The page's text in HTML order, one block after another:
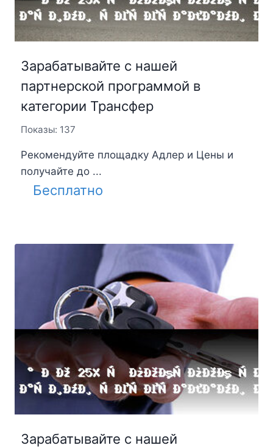
Зарабатывайте с нашей
партнерской программой в
категории Трансфер
Показы: 137
Рекомендуйте площадку Адлер и Цены и
получайте до ...
Бесплатно
Зарабатывайте с нашей